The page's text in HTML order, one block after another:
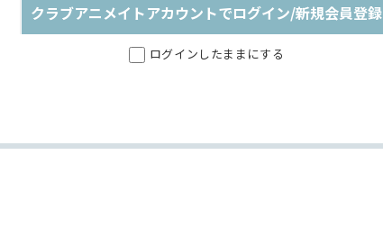
クラブアニメイトアカウントでログイン/新規会員登録
ログインしたままにする